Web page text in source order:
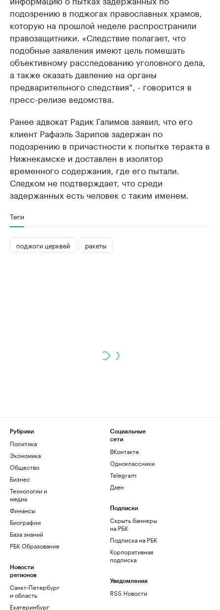
подозрению в поджогах православных храмов,
которую на прошлой неделе распространили
правозащитники. «Следствие полагает, что
подобные заявления имеют цель помешать
объективному расследованию уголовного дела,
а также оказать давление на органы
предварительного следствия", - говорится в
пресс-релизе ведомства.
Ранее адвокат Радик Галимов заявил, что его
клиент Рафаэль Зарипов задержан по
подозрению в причастности к попытке теракта в
Нижнекамске и доставлен в изолятор
временного содержания, где его пытали.
Следком не подтверждает, что среди
задержанных есть человек с таким именем.
Теги
поджоги церквей ракеты
Рубрики
Политика
Экономика
Общество
Бизнес
Технологии и
медиа
Финансы
Биографии
База знаний
РБК Образование
Новости
регионов
Санкт-Петербург
и область
Екатеринбург
Социальные
сети
ВКонтакте
Одноклассники
Telegram
Дзен
Подписки
Скрыть баннеры
на РБК
Подписка на РБК
Корпоративная
подписка
Уведомления
RSS Новости